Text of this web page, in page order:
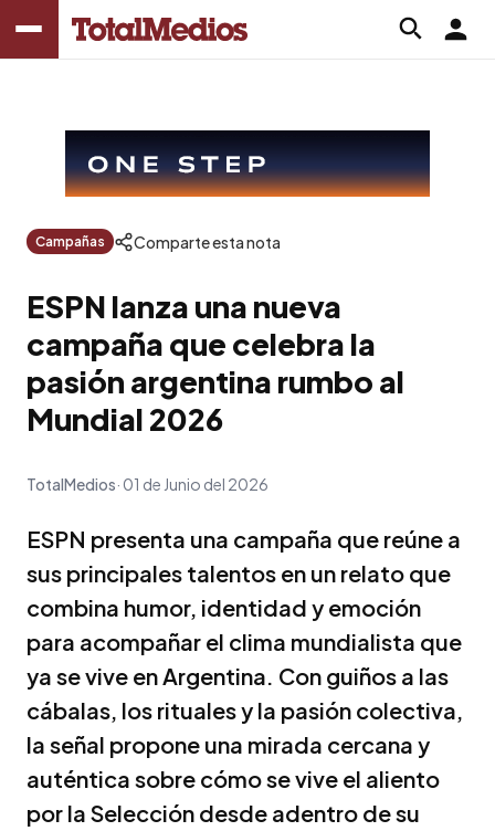
Campañas Comparte esta nota
ESPN lanza una nueva
campaña que celebra la
pasión argentina rumbo al
Mundial 2026
TotalMedios 01 de Junio del 2026
ESPN presenta una campaña que reúne a
sus principales talentos en un relato que
combina humor, identidad y emoción
para acompañar el clima mundialista que
ya se vive en Argentina. Con guiños a las
cábalas, los rituales y la pasión colectiva,
la señal propone una mirada cercana y
auténtica sobre cómo se vive el aliento
por la Selección desde adentro de su